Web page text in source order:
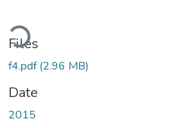
Files
f4.pdf(2.96 MB)
Date
2015